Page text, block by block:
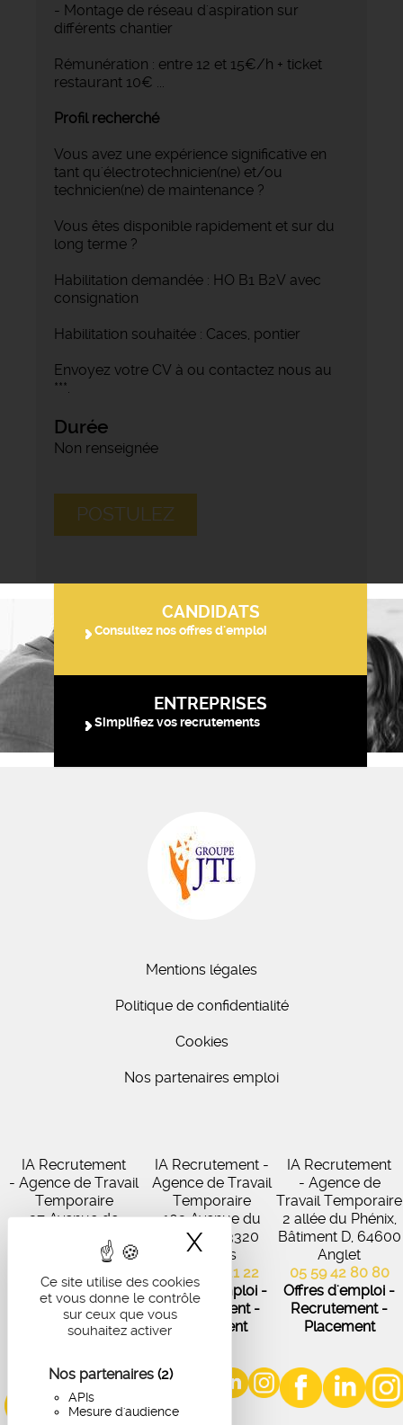
Ce site utilise des cookies
et vous donne le contrôle
sur ceux que vous
souhaitez activer
Nos partenaires (2)
APIs
Mesure d'audience
X Masquer le
- Montage de réseau d'aspiration sur
différents chantier
Rémunération : entre 12 et 15€/h + ticket
restaurant 10€ ...
Profil recherché
Vous avez une expérience significative en
tant qu'électrotechnicien(ne) et/ou
technicien(ne) de maintenance ?
Vous êtes disponible rapidement et sur du
long terme ?
Habilitation demandée : HO B1 B2V avec
consignation
Habilitation souhaitée : Caces, pontier
Envoyez votre CV à ou contactez nous au
***.
Durée
Non renseignée
POSTULEZ
CANDIDATS
Consultez nos offres d'emploi
ENTREPRISES
Simplifiez vos recrutements
Mentions légales
Politique de confidentialité
Cookies
Nos partenaires emploi
IA Recrutement
- Agence de Travail
Temporaire
27 Avenue de
Virecourt, 33370
Artigues-près-
Bordeaux
05 56 67 48 57
Offres d'emploi -
Recrutement -
IA Recrutement -
Agence de Travail
Temporaire
102 Avenue du
Médoc, 33320
Eysines
05 56 45 21 22
Offres d'emploi -
Recrutement -
Placement
IA Recrutement
- Agence de
Travail Temporaire
2 allée du Phénix,
Bâtiment D, 64600
Anglet
05 59 42 80 80
Offres d'emploi -
Recrutement -
Placement